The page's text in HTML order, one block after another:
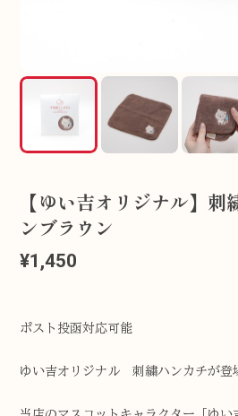
【ゆい吉オリジナル】
ンブラウン
¥1,450
ポスト投函対応可能
ゆい吉オリジナル 刺繍ハンカチが登